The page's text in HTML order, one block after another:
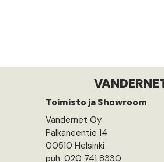
Toimisto ja Showroom
Vandernet Oy
Pälkäneentie 14
00510 Helsinki
puh. 020 741 8330